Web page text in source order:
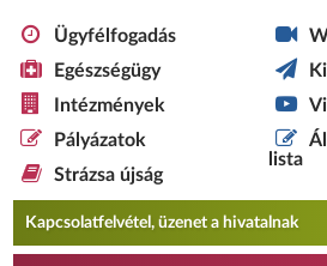
Ügyfélfogadás
Egészségügy
Intézmények
Pályázatok
Strázsa újság
lista
Kapcsolatfelvétel, üzenet a hivatalnak